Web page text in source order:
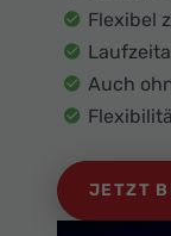
Flexibel
Auch
JETZT